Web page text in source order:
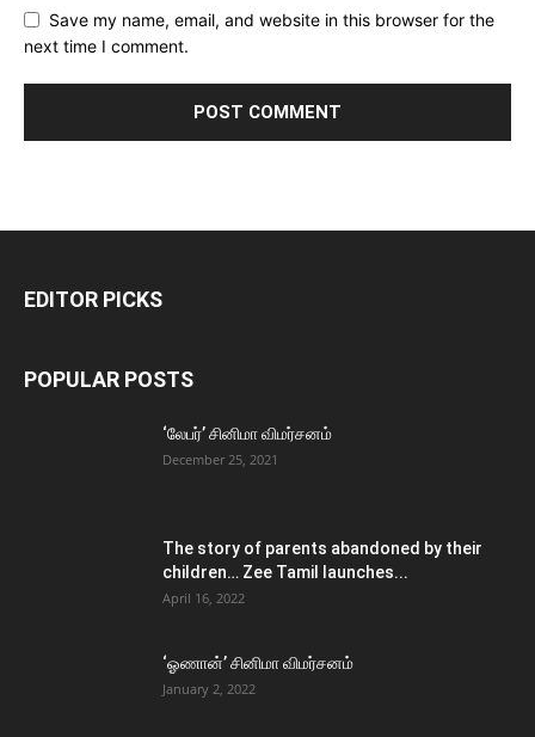
Save my name, email, and website in this browser for the
next time I comment.
EDITOR PICKS
POPULAR POSTS
‘லேபர்’ சினிமா விமர்சனம்
December 25, 2021
The story of parents abandoned by their
children… Zee Tamil launches...
April 16, 2022
‘ஓணான்’ சினிமா விமர்சனம்
January 2, 2022